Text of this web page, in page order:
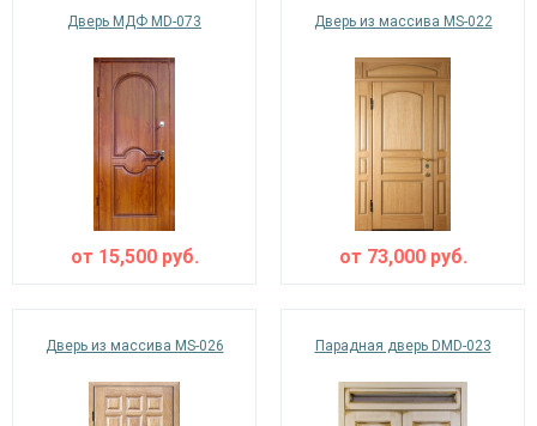
Дверь МДФ MD-073
от 15,500руб.
Дверь из массива MS-022
от 73,000руб.
Дверь из массива MS-026 Парадная дверь DMD-023